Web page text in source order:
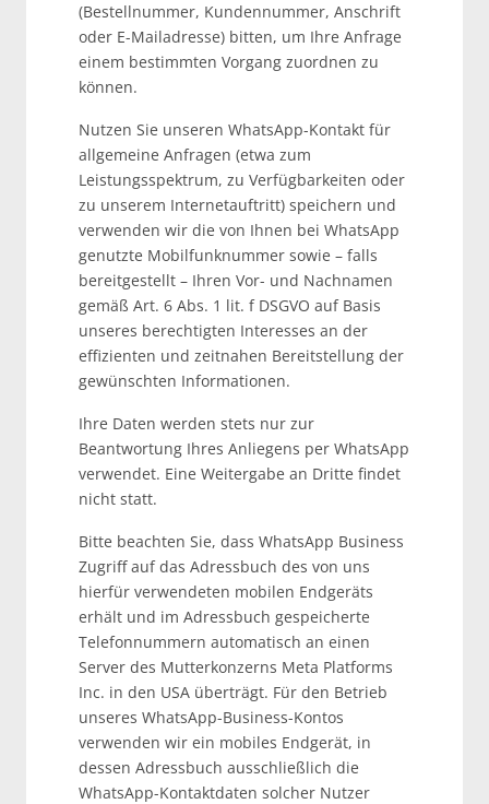
(Bestellnummer, Kundennummer, Anschrift
oder E-Mailadresse) bitten, um Ihre Anfrage
einem bestimmten Vorgang zuordnen zu
können.
Nutzen Sie unseren WhatsApp-Kontakt für
allgemeine Anfragen (etwa zum
Leistungsspektrum, zu Verfügbarkeiten oder
zu unserem Internetauftritt) speichern und
verwenden wir die von Ihnen bei WhatsApp
genutzte Mobilfunknummer sowie – falls
bereitgestellt – Ihren Vor- und Nachnamen
gemäß Art. 6 Abs. 1 lit. f DSGVO auf Basis
unseres berechtigten Interesses an der
effizienten und zeitnahen Bereitstellung der
gewünschten Informationen.
Ihre Daten werden stets nur zur
Beantwortung Ihres Anliegens per WhatsApp
verwendet. Eine Weitergabe an Dritte findet
nicht statt.
Bitte beachten Sie, dass WhatsApp Business
Zugriff auf das Adressbuch des von uns
hierfür verwendeten mobilen Endgeräts
erhält und im Adressbuch gespeicherte
Telefonnummern automatisch an einen
Server des Mutterkonzerns Meta Platforms
Inc. in den USA überträgt. Für den Betrieb
unseres WhatsApp-Business-Kontos
verwenden wir ein mobiles Endgerät, in
dessen Adressbuch ausschließlich die
WhatsApp-Kontaktdaten solcher Nutzer